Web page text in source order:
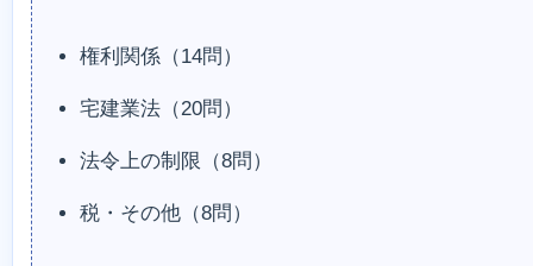
権利関係（14問）
宅建業法（20問）
法令上の制限（8問）
税・その他（8問）